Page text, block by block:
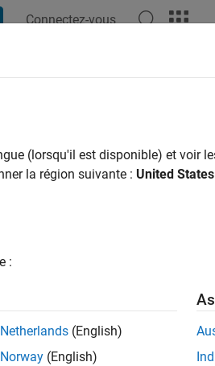
Connectez-vous
(lorsqu'il est disponible) et voir
la région suivante : United States
:
Netherlands (English)
Norway (English)